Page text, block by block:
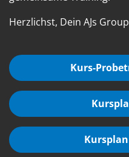
Herzlichst, Dein AJs
Kurs-